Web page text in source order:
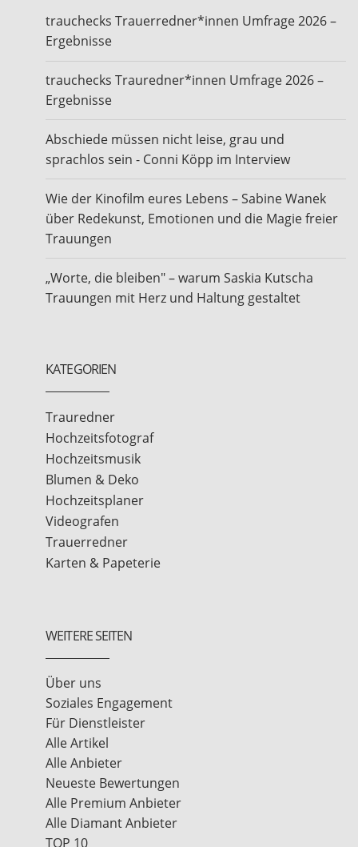
trauchecks Trauerredner*innen Umfrage 2026 –
Ergebnisse
trauchecks Trauredner*innen Umfrage 2026 –
Ergebnisse
Abschiede müssen nicht leise, grau und
sprachlos sein - Conni Köpp im Interview
Wie der Kinofilm eures Lebens – Sabine Wanek
über Redekunst, Emotionen und die Magie freier
Trauungen
„Worte, die bleiben" – warum Saskia Kutscha
Trauungen mit Herz und Haltung gestaltet
KATEGORIEN
Trauredner
Hochzeitsfotograf
Hochzeitsmusik
Blumen & Deko
Hochzeitsplaner
Videografen
Trauerredner
Karten & Papeterie
WEITERE SEITEN
Über uns
Soziales Engagement
Für Dienstleister
Alle Artikel
Alle Anbieter
Neueste Bewertungen
Alle Premium Anbieter
Alle Diamant Anbieter
TOP 10